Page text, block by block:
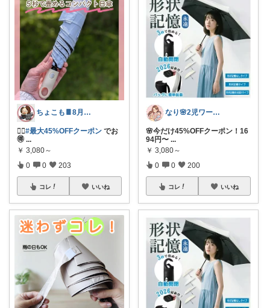
ちょこも🍫8月の推し♡お買物メモ
🏃‍♀️#最大45%OFFクーポン でお
🉐 ...
￥ 3,080～
0 0 203
コレ いいね
なり🌸2児ワーママの楽しい暮らし
🌸今だけ45%OFFクーポン！16
94円〜 ...
￥ 3,080～
0 0 200
コレ いいね